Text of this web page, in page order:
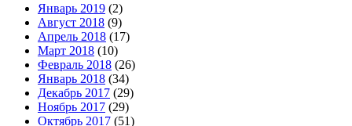
Январь 2019 (2)
Август 2018 (9)
Апрель 2018 (17)
Март 2018 (10)
Февраль 2018 (26)
Январь 2018 (34)
Декабрь 2017 (29)
Ноябрь 2017 (29)
Октябрь 2017 (51)